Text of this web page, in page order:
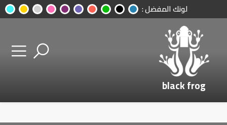
لونك المفضل :
black frog